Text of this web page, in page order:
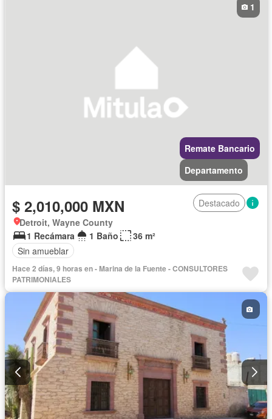
Remate Bancario
Departamento
1
$ 2,010,000 MXN
Destacado
Detroit, Wayne County
1 Recámara
1 Baño
36 m²
Sin amueblar
Hace 2 días, 9 horas en - Marina de la Fuente - CONSULTORES
PATRIMONIALES